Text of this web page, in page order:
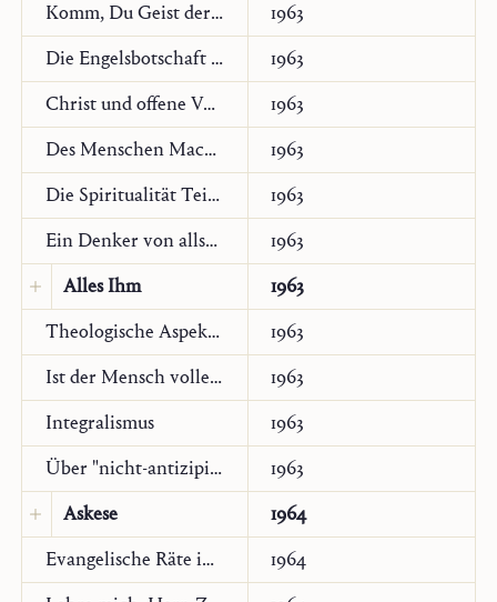
Komm, Du Geist der Wissenschaft
1963
Die Engelsbotschaft – Hirten, Könige, Volk zwischendurch. Zwei Ansprachen
1963
Christ und offene Vernunft
1963
Des Menschen Macht nach der biblischen Offenbarung
1963
Die Spiritualität Teilhards de Chardin. Bemerkungen zur deutschen Ausgabe von “Le Milieu divin”
1963
Ein Denker von allseitiger Offenheit und vollkommener Zucht. Zu einer Ausgabe der Schriften Przywaras im Johannes-Verlag
1963
Alles Ihm
1963
Original: Italienisch
Monastica 4 (Civitella S. Paolo/Roma,
1963), 2–4 (tr. rivista per questa edizione
elettronica)
Theologische Aspekte des Berufes
1963
Ist der Mensch vollendbar?
1963
Integralismus
1963
Über "nicht-antizipieren"
1963
Askese
1964
Original: Deutsch
Evangelische Räte in der katholischen Kirche von heute
1964